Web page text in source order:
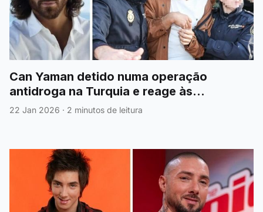
Can Yaman detido numa operação
antidroga na Turquia e reage às
acusações
22 Jan 2026 · 2 minutos de leitura